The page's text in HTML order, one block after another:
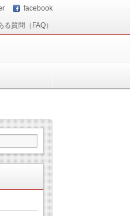
facebook
る質問（FAQ）